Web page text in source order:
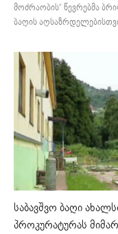
მოძრაობის“ წევრებმა
ბაღის
საბავშვო ბაღი
პროკურატურას